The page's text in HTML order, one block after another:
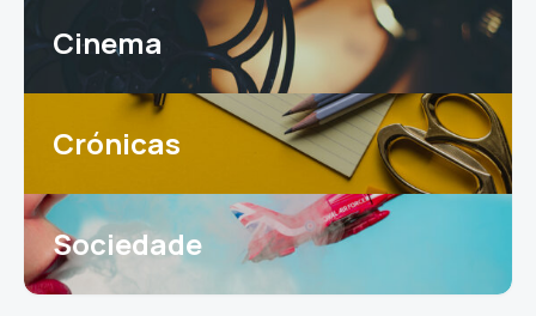
Cinema
Crónicas
Sociedade